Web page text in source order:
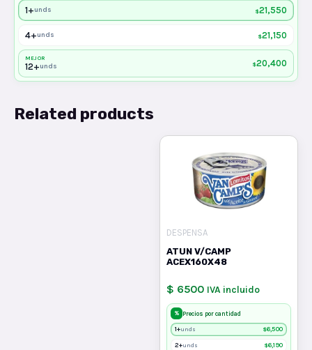
1+unds $21,550
4+unds $21,150
MEJOR
12+unds $20,400
Related products
DESPENSA
ATUN V/CAMP
ACEX160X48
$ 6500 IVA incluido
% Precios por cantidad
1+unds $6,500
2+unds $6,190